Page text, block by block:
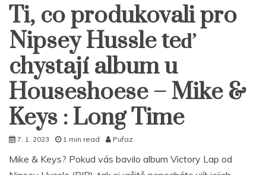
Ti, co produkovali pro
Nipsey Hussle teď
chystají album u
Houseshoese – Mike &
Keys : Long Time
7. 1. 2023 1 min read Pufaz
Mike & Keys? Pokud vás bavilo album Victory Lap od